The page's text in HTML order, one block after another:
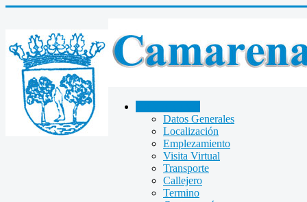
Datos Generales
Localización
Emplezamiento
Visita Virtual
Transporte
Callejero
Termino